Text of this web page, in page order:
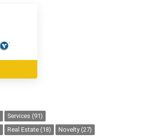
Services (91)
Real Estate (18)
Novelty (27)